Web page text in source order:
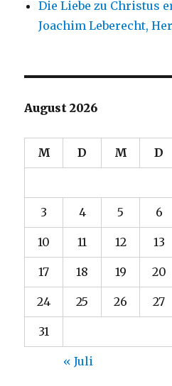
Die Liebe zu Christus
Joachim Leberecht,
August 2026
M D M D
3 4 5 6
10 11 12 13
17 18 19 20
24 25 26 27
31
« Juli